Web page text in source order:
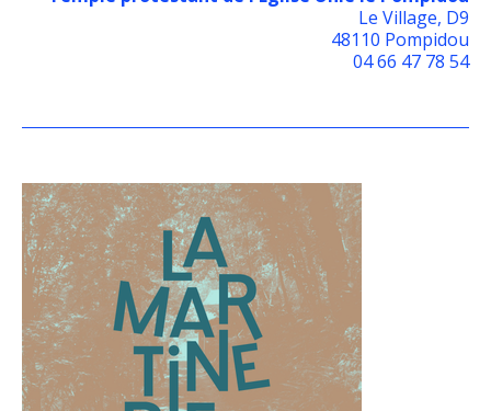
Le Village, D9
48110 Pompidou
04 66 47 78 54